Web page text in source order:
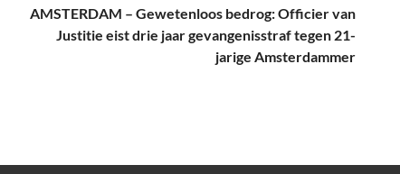
AMSTERDAM – Gewetenloos bedrog: Officier van
Justitie eist drie jaar gevangenisstraf tegen 21-
jarige Amsterdammer